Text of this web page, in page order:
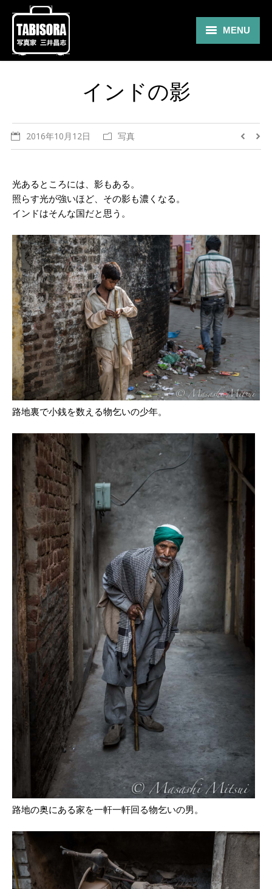
MENU
Gallery
Travel
About
Blog
Shop
Contact
インドの影
2016年10月12日 写真
光あるところには、影もある。
照らす光が強いほど、その影も濃くなる。
インドはそんな国だと思う。
路地裏で小銭を数える物乞いの少年。
路地の奥にある家を一軒一軒回る物乞いの男。